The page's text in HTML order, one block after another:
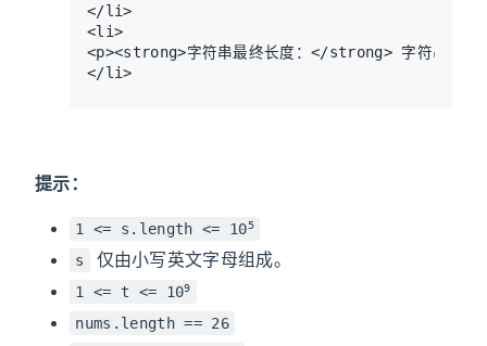
</li>
<li>
<p><strong>字符串最终长度：</strong> 字符串为
提示：
1 <= s.length <= 105
s 仅由小写英文字母组成。
1 <= t <= 109
nums.length == 26